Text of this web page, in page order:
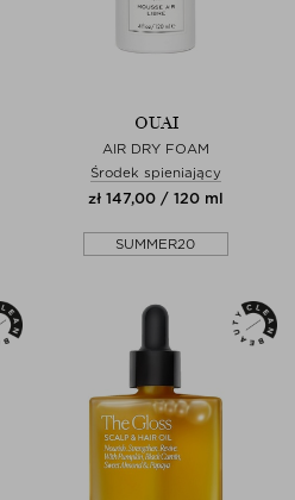
OUAI
AIR DRY FOAM
Środek spieniający
zł 147,00 / 120 ml
SUMMER20